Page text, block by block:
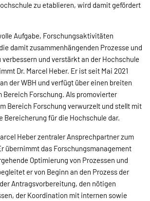
zu etablieren, wird damit gefördert
Aufgabe, Forschungsaktivitäten
damit zusammenhängenden Prozesse und
und verstärkt an der Hochschule
Dr. Marcel Heber. Er ist seit Mai 2021
der WBH und verfügt über einen breiten
Bereich Forschung. Als promovierter
Bereich Forschung verwurzelt und stellt mit
Bereicherung für die Hochschule dar.
Heber zentraler Ansprechpartner zum
übernimmt das Forschungsmanagement
Optimierung von Prozessen und
er von Beginn an den Prozess der
Antragsvorbereitung, den nötigen
der Koordination mit internen sowie